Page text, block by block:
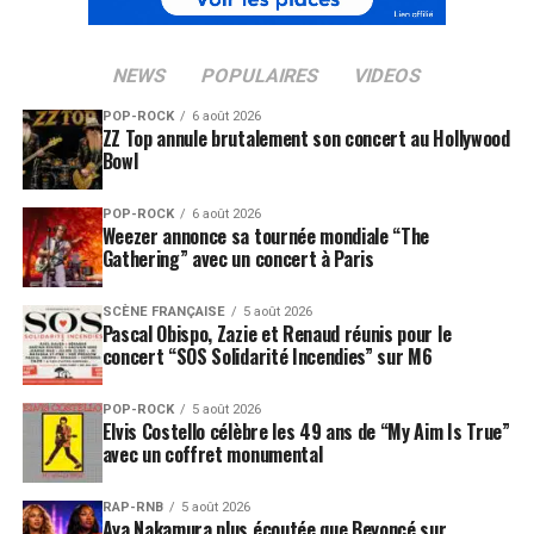
NEWS POPULAIRES VIDEOS
POP-ROCK 6 août 2026
ZZ Top annule brutalement son concert au Hollywood
Bowl
POP-ROCK 6 août 2026
Weezer annonce sa tournée mondiale “The
Gathering” avec un concert à Paris
SCÈNE FRANÇAISE 5 août 2026
Pascal Obispo, Zazie et Renaud réunis pour le
concert “SOS Solidarité Incendies” sur M6
POP-ROCK 5 août 2026
Elvis Costello célèbre les 49 ans de “My Aim Is True”
avec un coffret monumental
RAP-RNB 5 août 2026